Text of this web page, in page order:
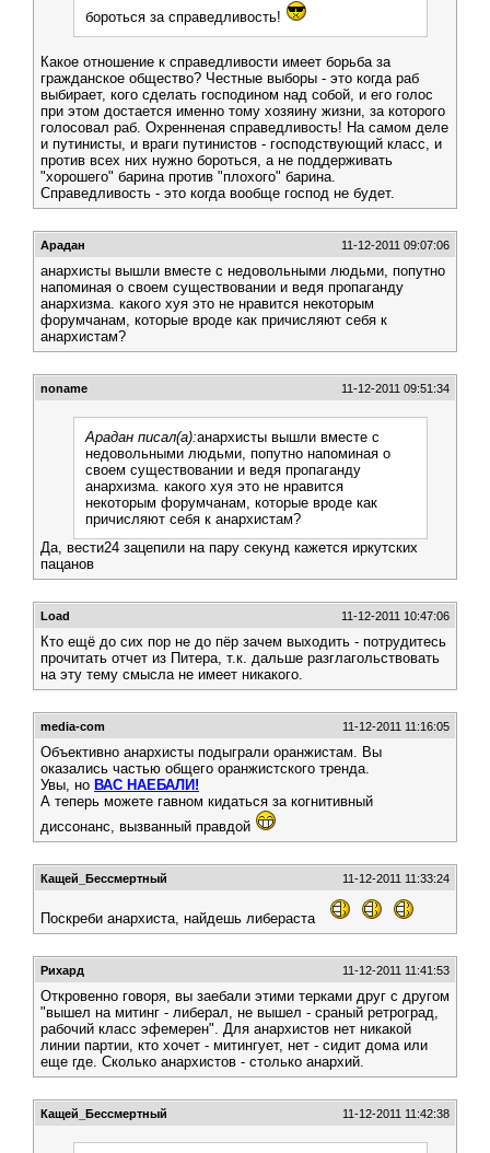
бороться за справедливость!
Какое отношение к справедливости имеет борьба за
гражданское общество? Честные выборы - это когда раб
выбирает, кого сделать господином над собой, и его голос
при этом достается именно тому хозяину жизни, за которого
голосовал раб. Охренненая справедливость! На самом деле
и путинисты, и враги путинистов - господствующий класс, и
против всех них нужно бороться, а не поддерживать
"хорошего" барина против "плохого" барина.
Справедливость - это когда вообще господ не будет.
Арадан 11-12-2011 09:07:06
анархисты вышли вместе с недовольными людьми, попутно
напоминая о своем существовании и ведя пропаганду
анархизма. какого хуя это не нравится некоторым
форумчанам, которые вроде как причисляют себя к
анархистам?
noname 11-12-2011 09:51:34
Арадан писал(а):анархисты вышли вместе с
недовольными людьми, попутно напоминая о
своем существовании и ведя пропаганду
анархизма. какого хуя это не нравится
некоторым форумчанам, которые вроде как
причисляют себя к анархистам?
Да, вести24 зацепили на пару секунд кажется иркутских
пацанов
Load 11-12-2011 10:47:06
Кто ещё до сих пор не до пёр зачем выходить - потрудитесь
прочитать отчет из Питера, т.к. дальше разглагольствовать
на эту тему смысла не имеет никакого.
media-com 11-12-2011 11:16:05
Объективно анархисты подыграли оранжистам. Вы
оказались частью общего оранжистского тренда.
Увы, но ВАС НАЕБАЛИ!
А теперь можете гавном кидаться за когнитивный
диссонанс, вызванный правдой
Кащей_Бессмертный 11-12-2011 11:33:24
Поскреби анархиста, найдешь либераста
Рихард 11-12-2011 11:41:53
Откровенно говоря, вы заебали этими терками друг с другом
"вышел на митинг - либерал, не вышел - сраный ретроград,
рабочий класс эфемерен". Для анархистов нет никакой
линии партии, кто хочет - митингует, нет - сидит дома или
еще где. Сколько анархистов - столько анархий.
Кащей_Бессмертный 11-12-2011 11:42:38